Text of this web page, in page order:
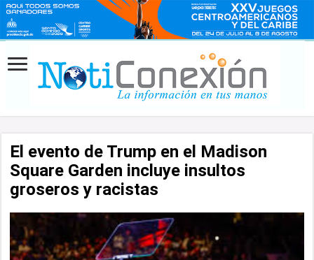
El evento de Trump en el Madison
Square Garden incluye insultos
groseros y racistas